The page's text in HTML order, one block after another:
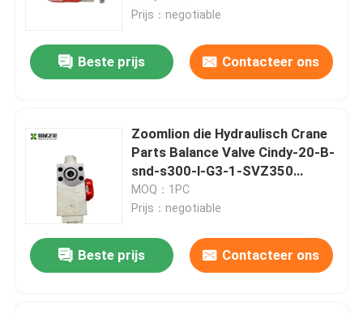
Prijs：negotiable
Beste prijs Contacteer ons
Zoomlion die Hydraulisch Crane
Parts Balance Valve Cindy-20-B-
snd-s300-l-G3-1-SVZ350
1010300938 loeven
MOQ：1PC
Prijs：negotiable
Beste prijs Contacteer ons